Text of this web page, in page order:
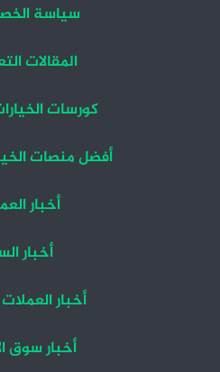
سياسة
المقالات
كورسات
أفضل منصات
أخبار
أخبار
أخبار
أخبار سوق